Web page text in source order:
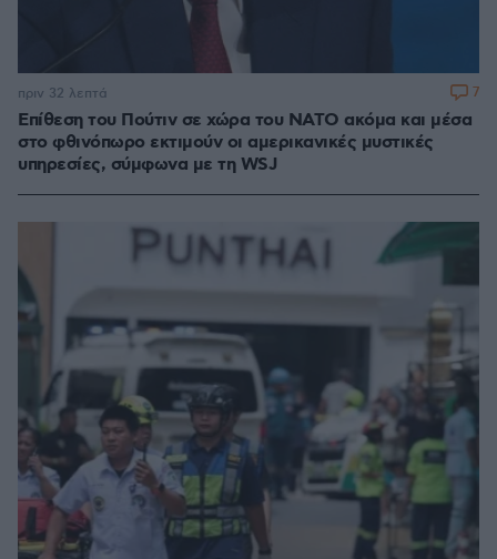
Επίθεση του Πούτιν σε χώρα του ΝΑΤΟ ακόμα και μέσα
στο φθινόπωρο εκτιμούν οι αμερικανικές μυστικές
υπηρεσίες, σύμφωνα με τη WSJ
πριν 32 λεπτά 7